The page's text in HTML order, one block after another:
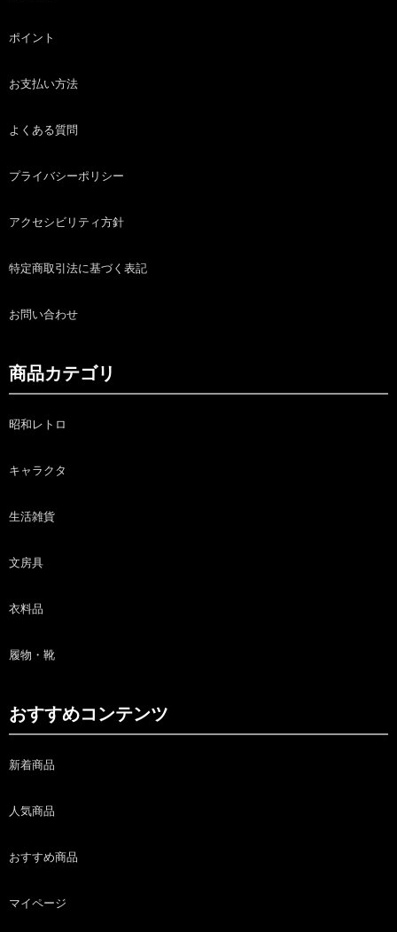
ポイント
お支払い方法
よくある質問
プライバシーポリシー
アクセシビリティ方針
特定商取引法に基づく表記
お問い合わせ
商品カテゴリ
昭和レトロ
キャラクタ
生活雑貨
文房具
衣料品
履物・靴
おすすめコンテンツ
新着商品
人気商品
おすすめ商品
マイページ